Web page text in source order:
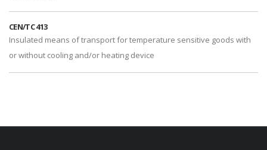
CEN/TC 413
Insulated means of transport for temperature sensitive goods with
or without cooling and/or heating device